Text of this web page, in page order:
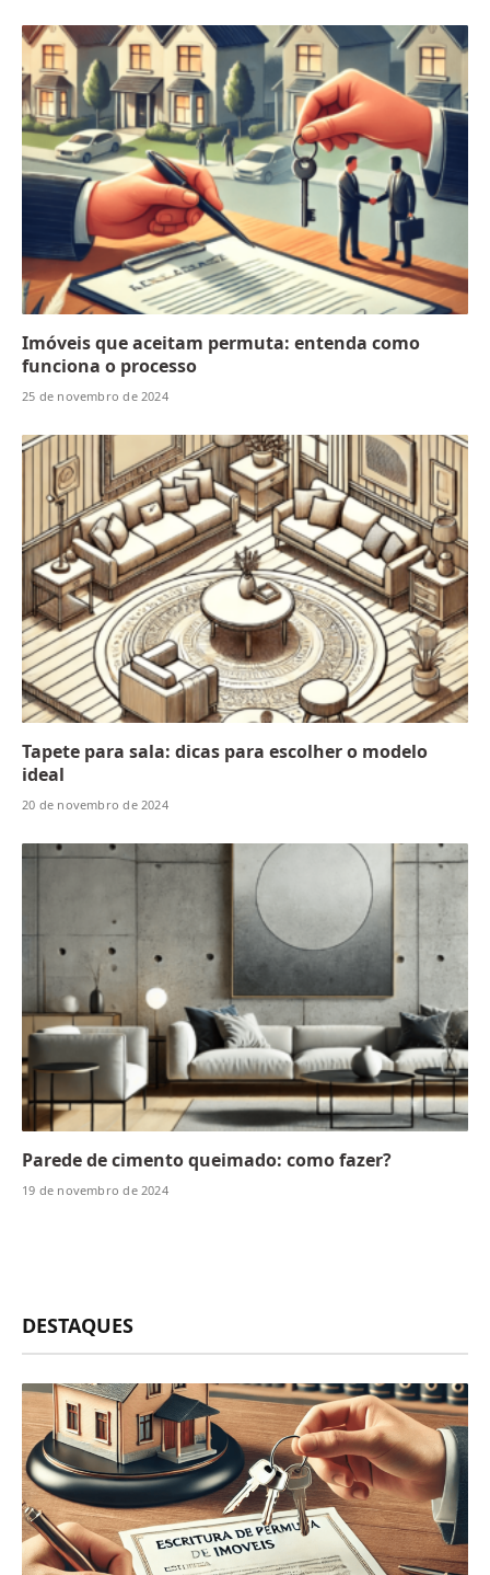
Imóveis que aceitam permuta: entenda como
funciona o processo
25 de novembro de 2024
Tapete para sala: dicas para escolher o modelo
ideal
20 de novembro de 2024
Parede de cimento queimado: como fazer?
19 de novembro de 2024
DESTAQUES